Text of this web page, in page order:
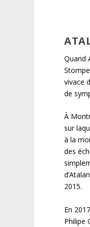
Quand
vivace
de
À
sur
à la
des
2015.
En
Philipe